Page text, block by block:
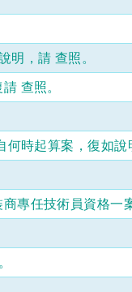
，請 查照。
查照。
時起算案，復如說
專任技術員資格一